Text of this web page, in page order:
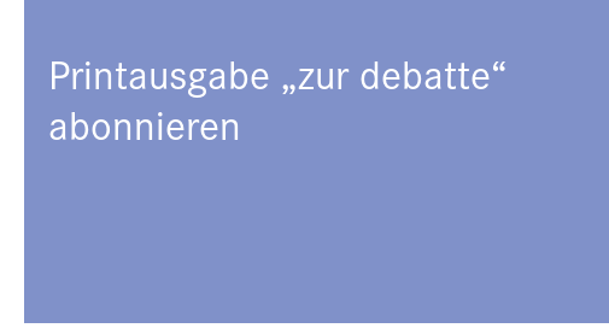
Printausgabe „zur debatte“
abonnieren